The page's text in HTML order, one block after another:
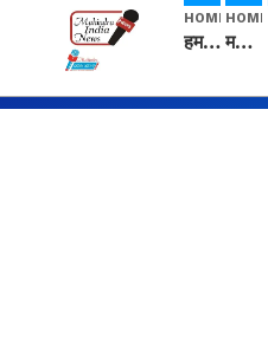
HOME
हम सनातनी..." सांसद kangana Ranaut से क्या बोली लड़की? Viral Jantar-Mantar | CJP protest
HOME
मनीषा हत्याकांड: हत्या, आत्महत्या या कोई बड़ा राज? | Full Story | Josh Haryana